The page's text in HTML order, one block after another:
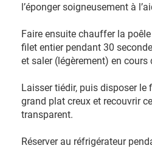
l’éponger soigneusement à
Faire ensuite chauffer la
filet entier pendant 30
et saler (légèrement) en cours
Laisser tiédir, puis disposer le
grand plat creux et recouvrir
transparent.
Réserver au réfrigérateur